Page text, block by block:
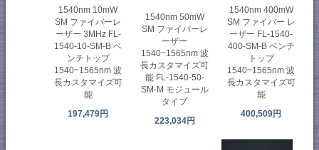
1540nm 10mW
SM ファイバーレ
ーザー 3MHz FL-
1540-10-SM-B ベ
ンチトップ
1540~1565nm 波
長カスタマイズ可
能
197,479円
1540nm 50mW
SM ファイバーレ
ーザー
1540~1565nm 波
長カスタマイズ可
能 FL-1540-50-
SM-M モジュール
タイプ
223,034円
1540nm 400mW
SM ファイバー レ
ーザー FL-1540-
400-SM-B ベンチ
トップ
1540~1565nm 波
長カスタマイズ可
能
400,509円